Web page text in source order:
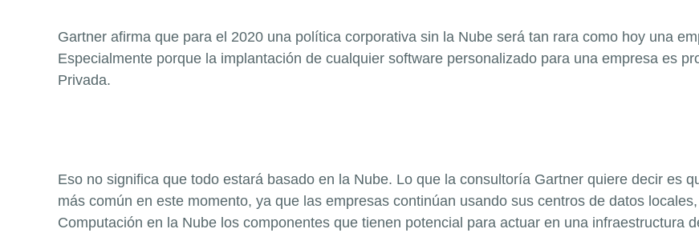
Gartner afirma que para el 2020 una política corporativa sin la Nube será tan rara como hoy una
Especialmente porque la implantación de cualquier software personalizado para una empresa es
Privada.
Eso no significa que todo estará basado en la Nube. Lo que la consultoría Gartner quiere decir es
más común en este momento, ya que las empresas continúan usando sus centros de datos
Computación en la Nube los componentes que tienen potencial para actuar en una infraestructura